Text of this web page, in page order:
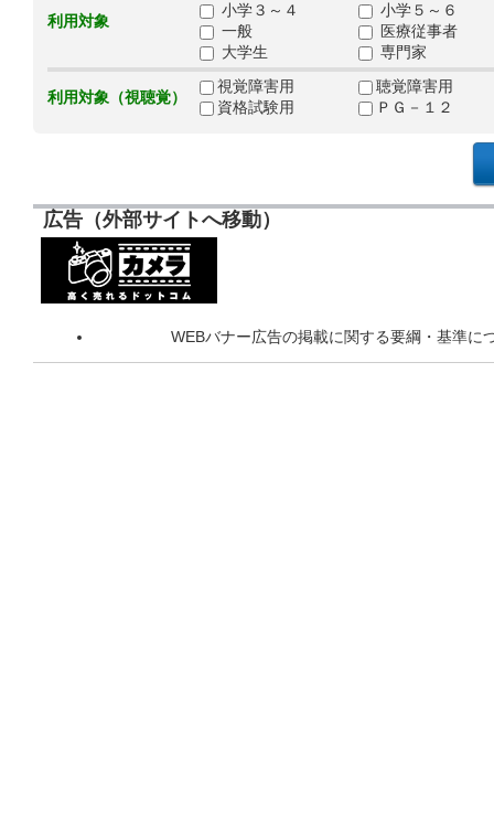
利用対象
小学３～４
小学５～６
一般
医療従事者
大学生
専門家
利用対象（視聴覚）
視覚障害用
聴覚障害用
資格試験用
ＰＧ－１２
広告（外部サイトへ移動）
WEBバナー広告の掲載に関する要綱・基準に